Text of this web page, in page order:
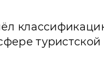
туристской